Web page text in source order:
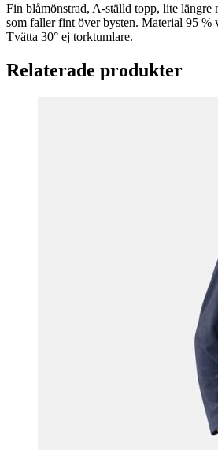
Fin blåmönstrad, A-ställd topp, lite längre
som faller fint över bysten. Material 95 %
Tvätta 30° ej torktumlare.
Relaterade produkter